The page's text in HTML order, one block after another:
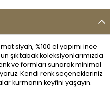
siyah, %100 el yapımı ince
şık tabak koleksiyonlarımızda
ve formları sunarak minimal
Kendi renk seçenekleriniz
kurmanın keyfini yaşayın.